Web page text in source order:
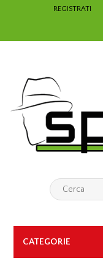
REGISTRATI
CATEGORIE